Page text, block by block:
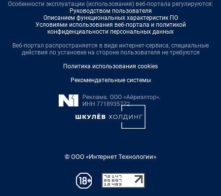
Особенности эксплуатации (использования) веб-портала регулируются:
Руководством пользователя
Описанием функциональных характеристик ПО
Условиями использования веб-портала и политикой
конфиденциальности персональных данных
Веб-портал распространяется в виде интернет-сервиса, специальные
действия по установке на стороне пользователя не требуются
Политика использования cookies
Рекомендательные системы
© ООО «Интернет Технологии»